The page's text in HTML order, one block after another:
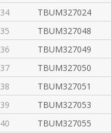
34 TBUM327024
35 TBUM327048
36 TBUM327049
37 TBUM327050
38 TBUM327051
39 TBUM327053
40 TBUM327055